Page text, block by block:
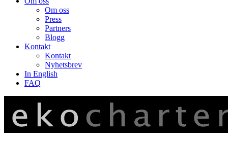
Om oss
Press
Partners
Blogg
Kontakt
Kontakt
Nyhetsbrev
In English
FAQ